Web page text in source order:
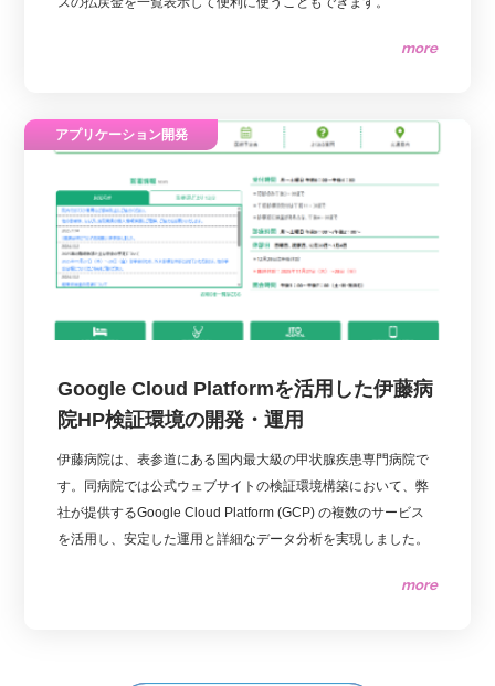
more
アプリケーション開発
Google Cloud Platformを活用した伊藤病
院HP検証環境の開発・運用
伊藤病院は、表参道にある国内最大級の甲状腺疾患専門病院で
す。同病院では公式ウェブサイトの検証環境構築において、弊
社が提供するGoogle Cloud Platform (GCP) の複数のサービス
を活用し、安定した運用と詳細なデータ分析を実現しました。
more